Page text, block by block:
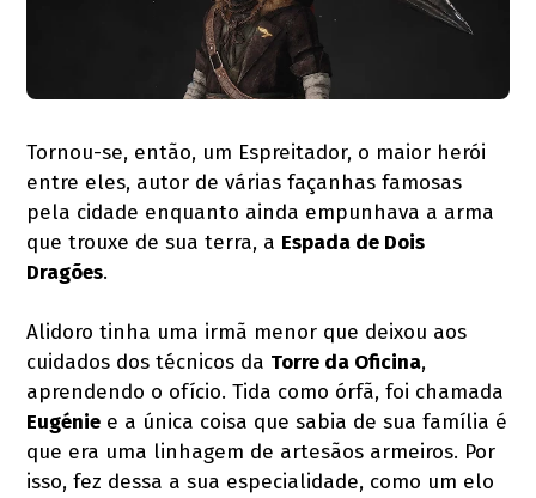
Tornou-se, então, um Espreitador, o maior herói
entre eles, autor de várias façanhas famosas
pela cidade enquanto ainda empunhava a arma
que trouxe de sua terra, a Espada de Dois
Dragões.
Alidoro tinha uma irmã menor que deixou aos
cuidados dos técnicos da Torre da Oficina,
aprendendo o ofício. Tida como órfã, foi chamada
Eugénie e a única coisa que sabia de sua família é
que era uma linhagem de artesãos armeiros. Por
isso, fez dessa a sua especialidade, como um elo